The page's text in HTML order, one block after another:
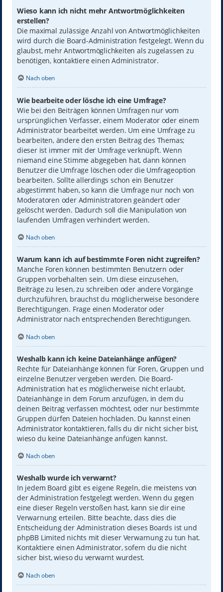
Wieso kann ich nicht mehr Antwortmöglichkeiten
erstellen?
Die maximal zulässige Anzahl von Antwortmöglichkeiten
wird durch die Board-Administration festgelegt. Wenn du
glaubst, mehr Antwortmöglichkeiten als zugelassen zu
benötigen, kontaktiere einen Administrator.
Nach oben
Wie bearbeite oder lösche ich eine Umfrage?
Wie bei den Beiträgen können Umfragen nur vom
ursprünglichen Verfasser, einem Moderator oder einem
Administrator bearbeitet werden. Um eine Umfrage zu
bearbeiten, ändere den ersten Beitrag des Themas;
dieser ist immer mit der Umfrage verknüpft. Wenn
niemand eine Stimme abgegeben hat, dann können
Benutzer die Umfrage löschen oder die Umfrageoption
bearbeiten. Sollte allerdings schon ein Benutzer
abgestimmt haben, so kann die Umfrage nur noch von
Moderatoren oder Administratoren geändert oder
gelöscht werden. Dadurch soll die Manipulation von
laufenden Umfragen verhindert werden.
Nach oben
Warum kann ich auf bestimmte Foren nicht zugreifen?
Manche Foren können bestimmten Benutzern oder
Gruppen vorbehalten sein. Um diese einzusehen,
Beiträge zu lesen, zu schreiben oder andere Vorgänge
durchzuführen, brauchst du möglicherweise besondere
Berechtigungen. Frage einen Moderator oder
Administrator nach entsprechenden Berechtigungen.
Nach oben
Weshalb kann ich keine Dateianhänge anfügen?
Rechte für Dateianhänge können für Foren, Gruppen und
einzelne Benutzer vergeben werden. Die Board-
Administration hat es möglicherweise nicht erlaubt,
Dateianhänge in dem Forum anzufügen, in dem du
deinen Beitrag verfassen möchtest, oder nur bestimmte
Gruppen dürfen Dateien hochladen. Du kannst einen
Administrator kontaktieren, falls du dir nicht sicher bist,
wieso du keine Dateianhänge anfügen kannst.
Nach oben
Weshalb wurde ich verwarnt?
In jedem Board gibt es eigene Regeln, die meistens von
der Administration festgelegt werden. Wenn du gegen
eine dieser Regeln verstoßen hast, kann sie dir eine
Verwarnung erteilen. Bitte beachte, dass dies die
Entscheidung der Administration dieses Boards ist und
phpBB Limited nichts mit dieser Verwarnung zu tun hat.
Kontaktiere einen Administrator, sofern du die nicht
sicher bist, wieso du verwarnt wurdest.
Nach oben